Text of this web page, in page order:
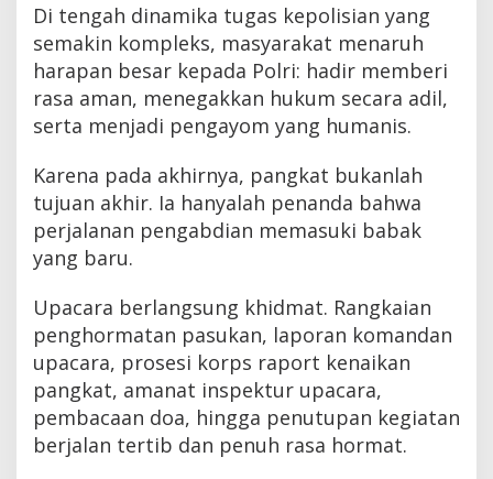
Di tengah dinamika tugas kepolisian yang
semakin kompleks, masyarakat menaruh
harapan besar kepada Polri: hadir memberi
rasa aman, menegakkan hukum secara adil,
serta menjadi pengayom yang humanis.
Karena pada akhirnya, pangkat bukanlah
tujuan akhir. Ia hanyalah penanda bahwa
perjalanan pengabdian memasuki babak
yang baru.
Upacara berlangsung khidmat. Rangkaian
penghormatan pasukan, laporan komandan
upacara, prosesi korps raport kenaikan
pangkat, amanat inspektur upacara,
pembacaan doa, hingga penutupan kegiatan
berjalan tertib dan penuh rasa hormat.